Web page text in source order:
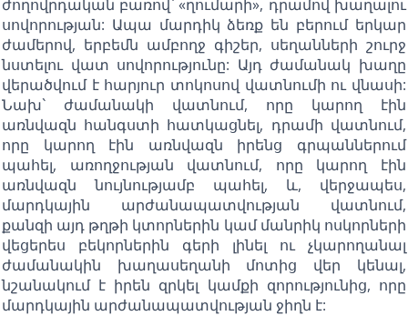
ժողովրդական բառով` «ղումարի», դրամով խաղալու
սովորության: Ապա մարդիկ ձեռք են բերում երկար
ժամերով, երբեմն ամբողջ գիշեր, սեղանների շուրջ
նստելու վատ սովորությունը: Այդ ժամանակ խաղը
վերածվում է հարյուր տոկոսով վատնումի ու վնասի:
Նախ` ժամանակի վատնում, որը կարող էին
առնվազն հանգստի հատկացնել, դրամի վատնում,
որը կարող էին առնվազն իրենց գրպաններում
պահել, առողջության վատնում, որը կարող էին
առնվազն նույնությամբ պահել, և, վերջապես,
մարդկային արժանապատվության վատնում,
քանզի այդ թղթի կտորներին կամ մանրիկ ոսկորների
վեցերես բեկորներին գերի լինել ու չկարողանալ
ժամանակին խաղասեղանի մոտից վեր կենալ,
նշանակում է իրեն զրկել կամքի զորությունից, որը
մարդկային արժանապատվության ջիղն է: